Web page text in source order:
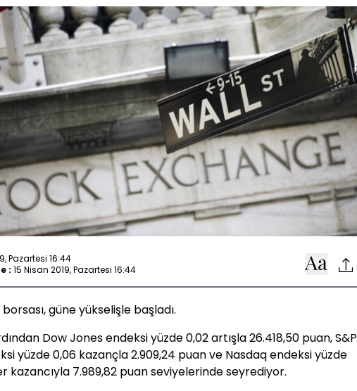
Pazartesi 16:44
: 15 Nisan 2019, Pazartesi 16:44
güne yükselişle başladı.
Dow Jones endeksi yüzde 0,02 artışla 26.418,50 puan, S&P
yüzde 0,06 kazançla 2.909,24 puan ve Nasdaq endeksi yüzde
kazancıyla 7.989,82 puan seviyelerinde seyrediyor.